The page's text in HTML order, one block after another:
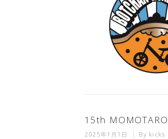
15th
2025年1月1日 By kicks